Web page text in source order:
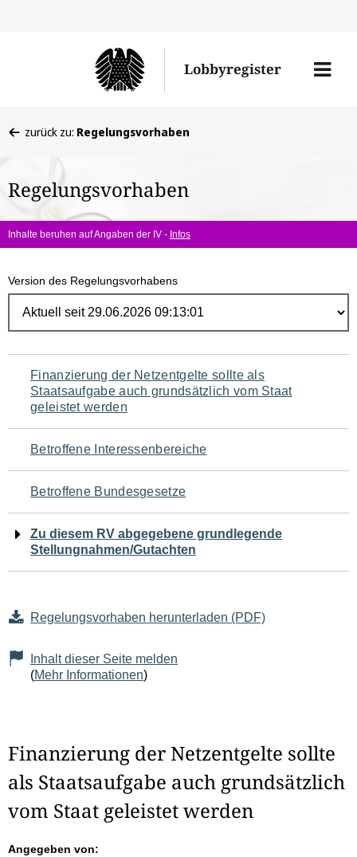
Lobbyregister
Menü
befinden
hier:
zurück zu: Regelungsvorhaben
Regelungsvorhaben
Inhalte beruhen auf Angaben der IV - Infos
Version des Regelungsvorhabens
Navigation
für
den
Seiteninhalt
Finanzierung der Netzentgelte sollte als
Staatsaufgabe auch grundsätzlich vom Staat
geleistet werden
Betroffene Interessenbereiche
Betroffene Bundesgesetze
Zu diesem RV abgegebene grundlegende
Stellungnahmen/Gutachten
Regelungsvorhaben herunterladen (PDF)
Inhalt dieser Seite melden
(Mehr Informationen)
Finanzierung der Netzentgelte sollte
als Staatsaufgabe auch grundsätzlich
vom Staat geleistet werden
Angegeben von: